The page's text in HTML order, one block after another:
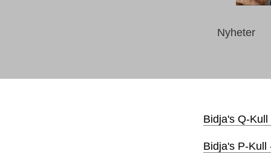
Nyheter
Bidja's Q-
Bidja's P-Kull